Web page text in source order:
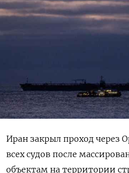
Иран закрыл проход через
всех судов после
объектам на территории